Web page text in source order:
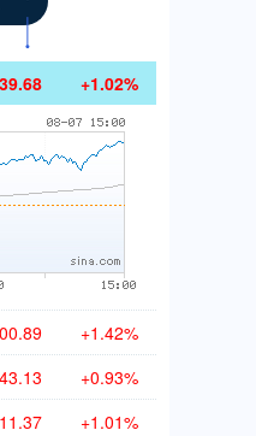
+1.02%
+1.42%
+0.93%
+1.01%